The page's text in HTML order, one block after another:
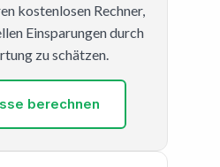
kostenlosen Rechner,
Einsparungen durch
zu schätzen.
berechnen